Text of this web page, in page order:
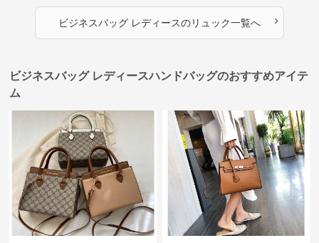
ビジネスバッグ レディースのリュック一覧へ ›
ビジネスバッグ レディースハンドバッグのおすすめアイテ
ム